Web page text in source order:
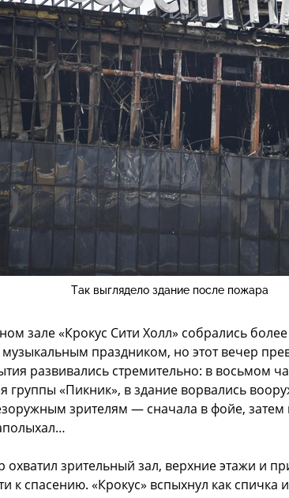
Так выглядело здание после пожара
зале «Крокус Сити Холл» собрались
музыкальным праздником, но этот вечер
развивались стремительно: в восьмом
группы «Пикник», в здание ворвались
зрителям — сначала в фойе, затем
зрительный зал, верхние этажи и
к спасению. «Крокус» вспыхнул как спичка